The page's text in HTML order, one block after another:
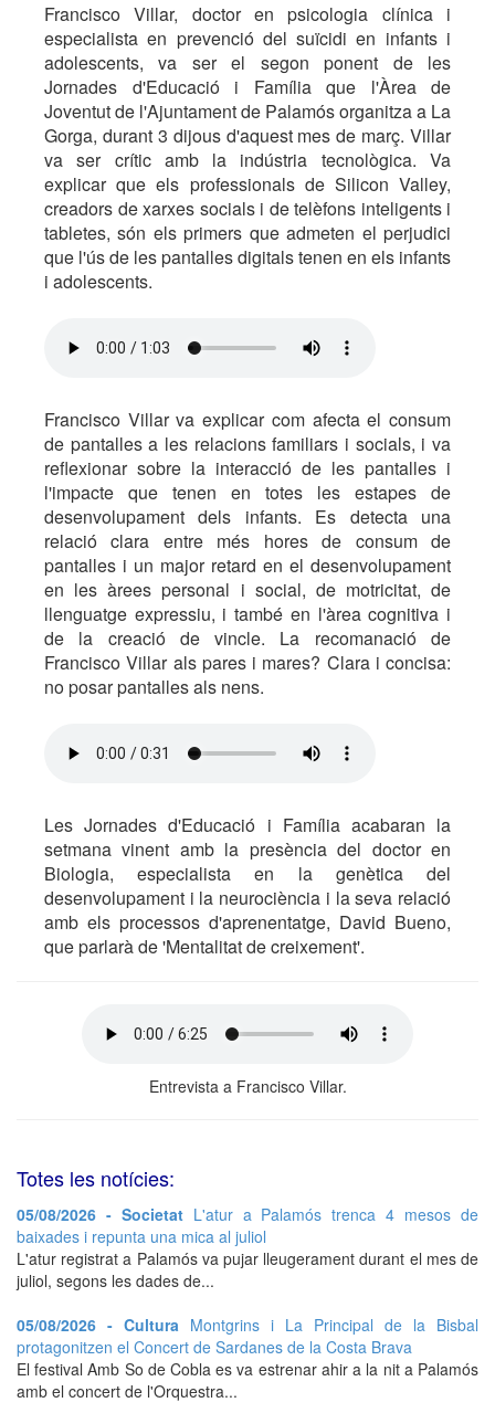
Francisco Villar, doctor en psicologia clínica i
especialista en prevenció del suïcidi en infants i
adolescents, va ser el segon ponent de les
Jornades d'Educació i Família que l'Àrea de
Joventut de l'Ajuntament de Palamós organitza a La
Gorga, durant 3 dijous d'aquest mes de març. Villar
va ser crític amb la indústria tecnològica. Va
explicar que els professionals de Silicon Valley,
creadors de xarxes socials i de telèfons inteligents i
tabletes, són els primers que admeten el perjudici
que l'ús de les pantalles digitals tenen en els infants
i adolescents.
Francisco Villar va explicar com afecta el consum
de pantalles a les relacions familiars i socials, i va
reflexionar sobre la interacció de les pantalles i
l'impacte que tenen en totes les estapes de
desenvolupament dels infants. Es detecta una
relació clara entre més hores de consum de
pantalles i un major retard en el desenvolupament
en les àrees personal i social, de motricitat, de
llenguatge expressiu, i també en l'àrea cognitiva i
de la creació de vincle. La recomanació de
Francisco Villar als pares i mares? Clara i concisa:
no posar pantalles als nens.
Les Jornades d'Educació i Família acabaran la
setmana vinent amb la presència del doctor en
Biologia, especialista en la genètica del
desenvolupament i la neurociència i la seva relació
amb els processos d'aprenentatge, David Bueno,
que parlarà de 'Mentalitat de creixement'.
Entrevista a Francisco Villar.
Totes les notícies:
05/08/2026 - Societat L'atur a Palamós trenca 4 mesos de
baixades i repunta una mica al juliol
L'atur registrat a Palamós va pujar lleugerament durant el mes de
juliol, segons les dades de...
05/08/2026 - Cultura Montgrins i La Principal de la Bisbal
protagonitzen el Concert de Sardanes de la Costa Brava
El festival Amb So de Cobla es va estrenar ahir a la nit a Palamós
amb el concert de l'Orquestra...